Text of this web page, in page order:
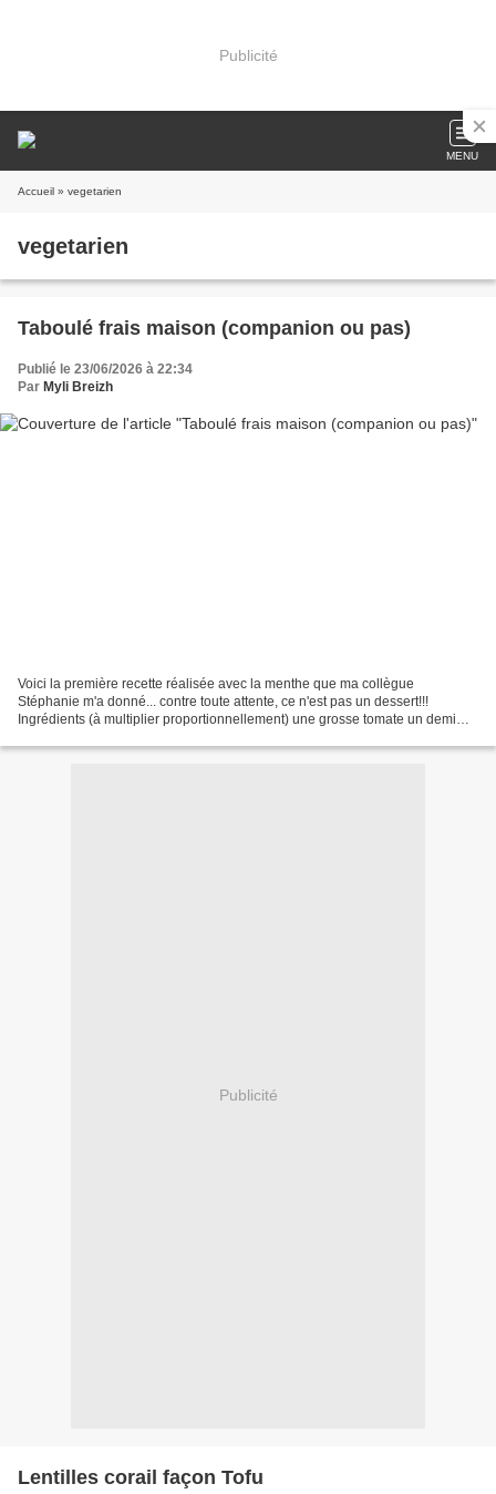
Publicité
MENU
Accueil » vegetarien
vegetarien
Taboulé frais maison (companion ou pas)
Publié le 23/06/2026 à 22:34
Par Myli Breizh
Voici la première recette réalisée avec la menthe que ma collègue
Stéphanie m'a donné... contre toute attente, ce n'est pas un dessert!!!
Ingrédients (à multiplier proportionnellement) une grosse tomate un demi
Publicité
Lentilles corail façon Tofu